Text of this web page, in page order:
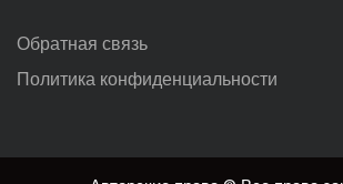
Обратная связь
Политика конфиденциальности